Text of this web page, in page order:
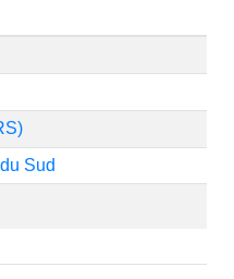
Sud